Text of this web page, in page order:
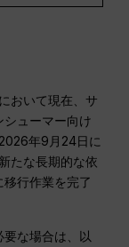
おいて現在、サ
ューマー向け
年9月24日に
たな長期的な依
行作業を完了
な場合は、以